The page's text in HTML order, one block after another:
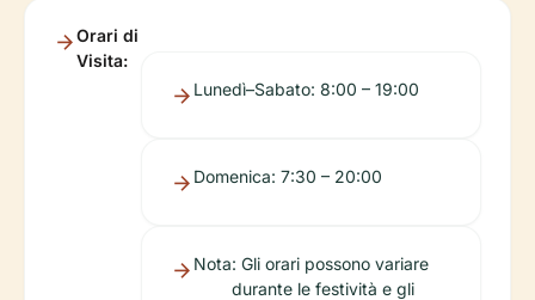
Orari di
Visita:
Lunedì–Sabato: 8:00 – 19:00
Domenica: 7:30 – 20:00
Nota: Gli orari possono variare
durante le festività e gli